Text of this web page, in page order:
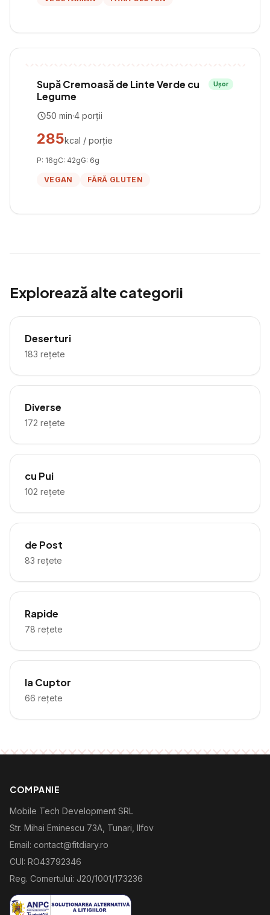
Supă Cremoasă de Linte Verde cu
Legume
Ușor
50 min·4 porții
285kcal / porție
P: 16gC: 42gG: 6g
VEGAN FĂRĂ GLUTEN
Explorează alte categorii
Deserturi
183 rețete
Diverse
172 rețete
cu Pui
102 rețete
de Post
83 rețete
Rapide
78 rețete
la Cuptor
66 rețete
COMPANIE
Mobile Tech Development SRL
Str. Mihai Eminescu 73A, Tunari, Ilfov
Email: contact@fitdiary.ro
CUI: RO43792346
Reg. Comertului: J20/1001/173236